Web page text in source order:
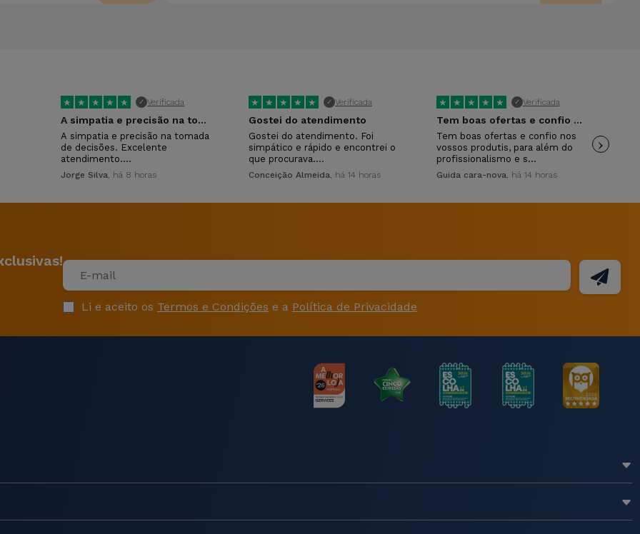
★ ★ ★ ★ ★ ✓ Verificada
A simpatia e precisão na tomada de…
A simpatia e precisão na tomada
de decisões. Excelente
atendimento.…
Jorge Silva, há 8 horas
★ ★ ★ ★ ★ ✓ Verificada
Gostei do atendimento
Gostei do atendimento. Foi
simpático e rápido e encontrei o
que procurava.…
Conceição Almeida, há 14 horas
★ ★ ★ ★ ★ ✓ Verificada
Tem boas ofertas e confio nos vossos…
Tem boas ofertas e confio nos
vossos produtis, para além do
profissionalismo e s…
Guida cara-nova, há 14 horas
›
Li e aceito os Termos e Condições e a Política de Privacidade